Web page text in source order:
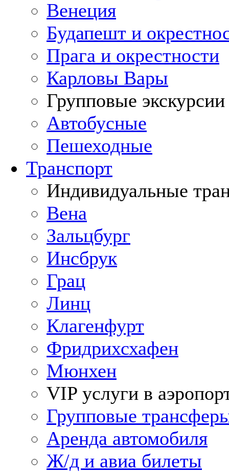
Венеция
Будапешт и
Прага и окрестности
Карловы Вары
Групповые экскурсии
Автобусные
Пешеходные
Транспорт
Индивидуальные
Вена
Зальцбург
Инсбрук
Грац
Линц
Клагенфурт
Фридрихсхафен
Мюнхен
VIP услуги в
Групповые
Аренда автомобиля
Ж/д и авиа билеты